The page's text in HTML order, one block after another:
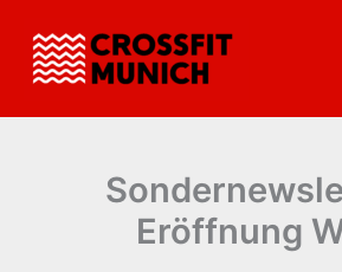
Inhalt
springen
Eröffnung